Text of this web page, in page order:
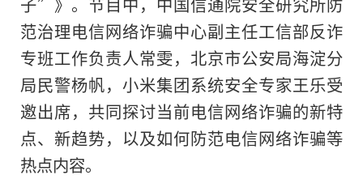
范治理电信网络诈骗中心副主任工信部反诈
专班工作负责人常雯，北京市公安局海淀分
局民警杨帆，小米集团系统安全专家王乐受
邀出席，共同探讨当前电信网络诈骗的新特
点、新趋势，以及如何防范电信网络诈骗等
热点内容。